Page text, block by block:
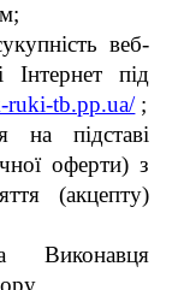
веб-
під
ruki-tb.pp.ua/;
на підставі
оферти) з
(акцепту)
Виконавця